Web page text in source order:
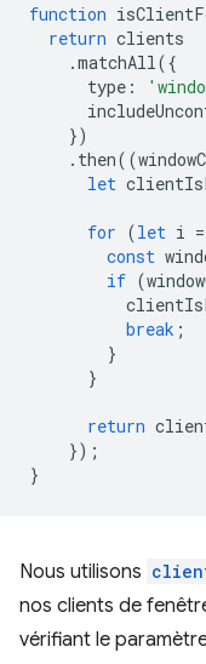
function
return clients
.matchAll({
type :
})
. then((
let
for (let i =
const
if (
break ;
}
}
return
});
}
Nous utilisons
nos clients de
vérifiant le